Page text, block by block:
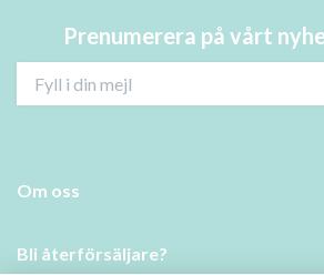
Prenumerera på vårt
Om oss
Bli återförsäljare?